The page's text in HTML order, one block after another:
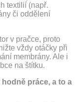
textilií (např.
či oddělení
v pračce, proto
vždy otáčky při
membrány. Ale i
na štítku.
hodně práce, a to a